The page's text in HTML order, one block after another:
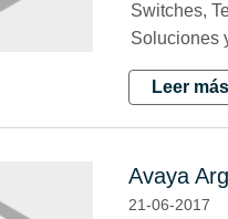
Switches,
Soluciones
Leer
Avaya
21-06-2017